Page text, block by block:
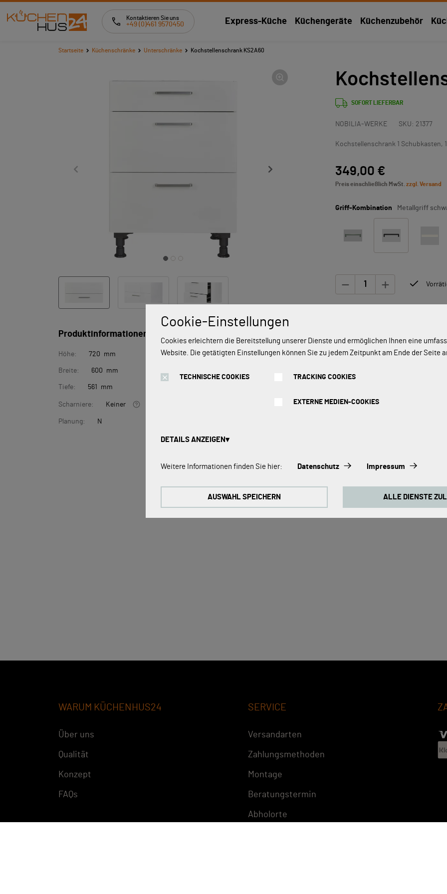
Cookie-Einstellungen
Cookies erleichtern die Bereitstellung unserer Dienste und ermöglichen Ihnen eine
Website. Die getätigten Einstellungen können Sie zu jedem Zeitpunkt am Ende der Seite
TECHNISCHE COOKIES TRACKING COOKIES
EXTERNE MEDIEN-COOKIES
DETAILS ANZEIGEN
Technische Cookies:
Tracking Cookies:
Um unsere Website kontinuierlich zu verbessern, analysieren wir die Verhaltensweisen
Weitere Informationen finden Sie hier: Datenschutz Impressum
AUSWAHL SPEICHERN ALLE DIENSTE
Kontaktieren Sie uns
+49 (0)461 9570450 Express-Küche Küchengeräte Küchenzubehör
Startseite Küchenschränke Unterschränke Kochstellenschrank KS2A60
Produktinformationen
Höhe: 720 mm
Breite: 600 mm
Tiefe: 561 mm
Scharniere: Keiner
Planung: N
SOFORT LIEFERBAR
NOBILIA-WERKE SKU: 21377
Kochstellenschrank 1 Schubkasten,
349,00 €
Preis einschließlich MwSt. zzgl. Versand
Griff-Kombination Metallgriff
Bereit zur Lieferung oder Abholung
oder an den im Schritt „Einkauf
In den Warenkorb legen
WARUM KÜCHENHUS24
Über uns
Qualität
Konzept
FAQs
SERVICE
Versandarten
Zahlungsmethoden
Montage
Beratungstermin
Abholorte